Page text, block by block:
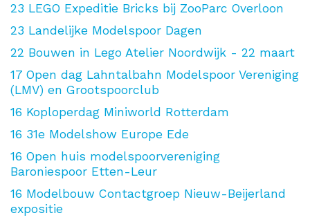
23 LEGO Expeditie Bricks bij ZooParc Overloon
23 Landelijke Modelspoor Dagen
22 Bouwen in Lego Atelier Noordwijk - 22 maart
17 Open dag Lahntalbahn Modelspoor Vereniging
(LMV) en Grootspoorclub
16 Koploperdag Miniworld Rotterdam
16 31e Modelshow Europe Ede
16 Open huis modelspoorvereniging
Baroniespoor Etten-Leur
16 Modelbouw Contactgroep Nieuw-Beijerland
expositie